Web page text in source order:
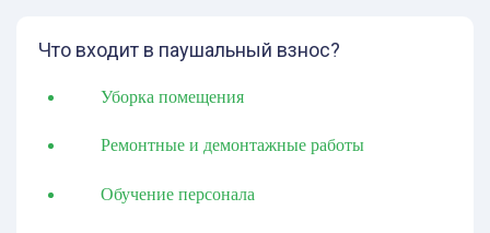
Что входит в паушальный взнос?
Уборка помещения
Ремонтные и демонтажные работы
Обучение персонала